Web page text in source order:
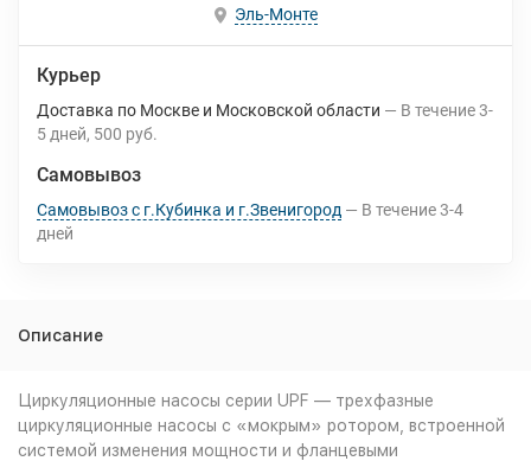
Эль-Монте
Курьер
Доставка по Москве и Московской области В течение3-
5 дней 500 руб.
Самовывоз
Самовывоз с г.Кубинка и г.Звенигород В течение3-4
дней
Описание
Циркуляционные насосы серии UPF — трехфазные
циркуляционные насосы с «мокрым» ротором, встроенной
системой изменения мощности и фланцевыми